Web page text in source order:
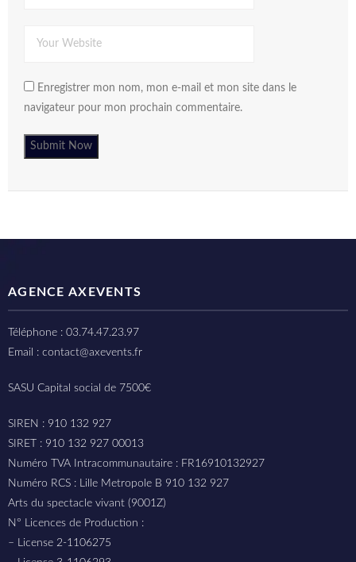
Enregistrer mon nom, mon e-mail et mon site dans le
navigateur pour mon prochain commentaire.
AGENCE AXEVENTS
Téléphone : 03.74.47.23.97
Email : contact@axevents.fr
SASU Capital social de 7500€
SIREN : 910 132 927
SIRET : 910 132 927 00013
Numéro TVA Intracommunautaire : FR16910132927
Numéro RCS : Lille Metropole B 910 132 927
Arts du spectacle vivant (9001Z)
N° Licences de Production :
– License 2-1106275